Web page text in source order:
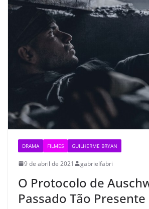
DRAMA FILMES GUILHERME BRYAN
9 de abril de 2021 gabrielfabri
O Protocolo de
Passado Tão Presente